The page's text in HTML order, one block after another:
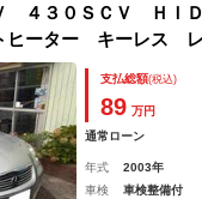
４３０ＳＣＶ ＨＩ
ーター キーレス
支払総額(税込)
89 万円
通常ローン
年式 2003年
車検
車検整備付